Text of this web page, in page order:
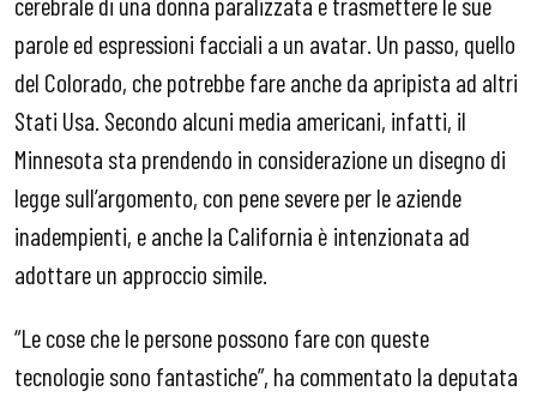
parole ed espressioni facciali a un avatar. Un passo, quello
del Colorado, che potrebbe fare anche da apripista ad altri
Stati Usa. Secondo alcuni media americani, infatti, il
Minnesota sta prendendo in considerazione un disegno di
legge sull’argomento, con pene severe per le aziende
inadempienti, e anche la California è intenzionata ad
adottare un approccio simile.
“Le cose che le persone possono fare con queste
tecnologie sono fantastiche”, ha commentato la deputata